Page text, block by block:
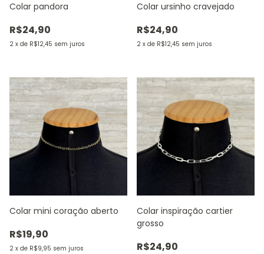
Colar pandora
R$24,90
2 x de R$12,45 sem juros
Colar ursinho cravejado
R$24,90
2 x de R$12,45 sem juros
Colar mini coração aberto
R$19,90
2 x de R$9,95 sem juros
Colar inspiração cartier
grosso
R$24,90